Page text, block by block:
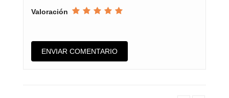
Valoración